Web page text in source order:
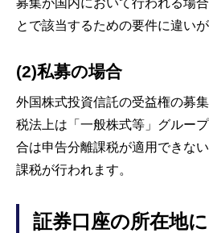
とで該当するための要件に違いが
(2)私募の場合
外国株式投資信託の受益権の募
税法上は「一般株式等」グルー
合は申告分離課税が適用できな
課税が行われます。
証券口座の所在地